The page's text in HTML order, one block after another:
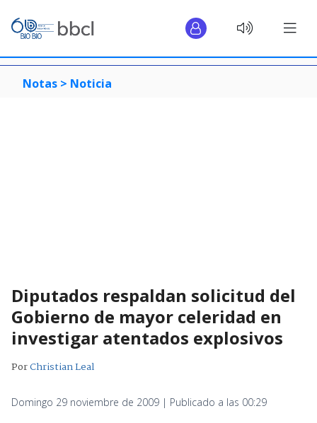
Notas > Noticia
Diputados respaldan solicitud del
Gobierno de mayor celeridad en
investigar atentados explosivos
PorChristian Leal
Domingo 29 noviembre de 2009 | Publicado a las 00:29